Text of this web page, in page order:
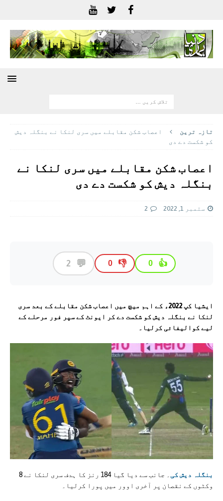
تازہ ترين
اعصاب شکن مقابلے میں سری لنکا نے بنگلہ دیش
کو شکست دے دی
اعصاب شکن مقابلے میں سری لنکا نے
بنگلہ دیش کو شکست دے دی
ستمبر 1, 2022 2
👍
0
👎
0
💬
2
ایشیا کپ 2022ء کے اہم میچ میں اعصاب شکن مقابلے کے بعد سری
لنکا نے بنگلہ دیش کو شکست دے کر ایونٹ کے سپر فور مرحلے کے
لیے کوالیفائی کرلیا۔
بنگلہ دیش کی
۔ جانب سے دیا گیا 184 رنز کا ہدف سری لنکا نے 8
وکٹوں کے نقصان پر آخری اوور میں پورا کرلیا۔